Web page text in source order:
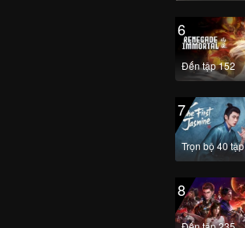
6
Đến tập 152
7
Trọn bộ 40 tập
8